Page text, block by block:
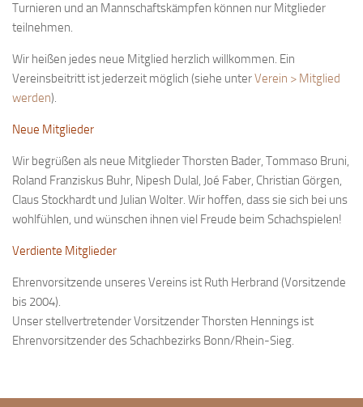
Mannschaften
1. Mannschaft
2. Mannschaft
3. Mannschaft
4. Mannschaft
Jugendschach
Termine
Verein
Turnieren und an Mannschaftskämpfen können nur Mitglieder
teilnehmen.
Wir heißen jedes neue Mitglied herzlich willkommen. Ein
Vereinsbeitritt ist jederzeit möglich (siehe unterVerein > Mitglied
werden).
Neue Mitglieder
Wir begrüßen als neue Mitglieder Thorsten Bader, Tommaso Bruni,
Roland Franziskus Buhr, Nipesh Dulal, Joé Faber, Christian Görgen,
Claus Stockhardt und Julian Wolter. Wir hoffen, dass sie sich bei uns
wohlfühlen, und wünschen ihnen viel Freude beim Schachspielen!
Verdiente Mitglieder
Ehrenvorsitzende unseres Vereins ist Ruth Herbrand (Vorsitzende
bis 2004).
Unser stellvertretender Vorsitzender Thorsten Hennings ist
Ehrenvorsitzender des Schachbezirks Bonn/Rhein-Sieg.